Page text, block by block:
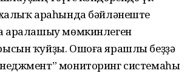
араһында бәйләнеште
аралашыу мөмкинлеген
ҡуйҙы. Ошоға ярашлы беҙҙә
мониторинг системаһы